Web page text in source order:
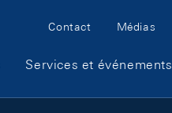
Meta Navigation
Contact Médias
Services et événements